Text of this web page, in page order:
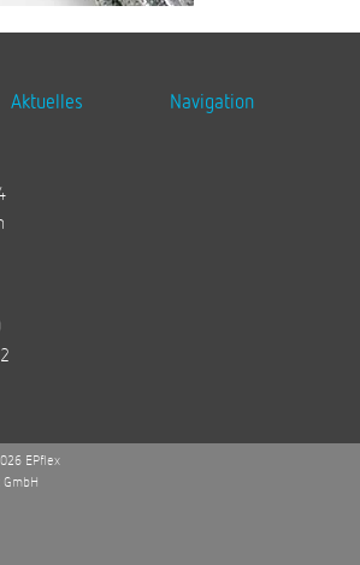
Aktuelles Navigation
EPflex